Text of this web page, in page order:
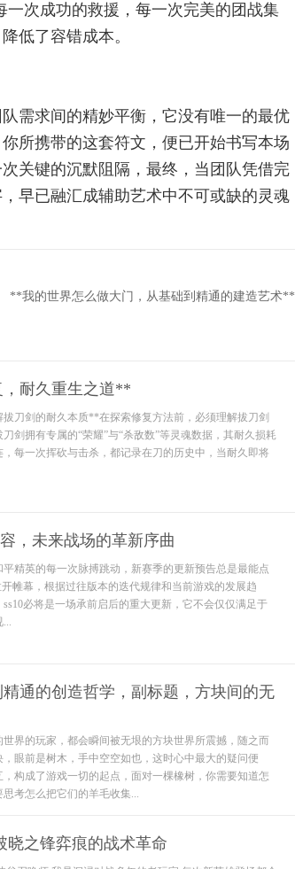
一次成功的救援，每一次完美的团战集
低了容错成本。
需求间的精妙平衡，它没有唯一的最优
所携带的这套符文，便已开始书写本场
关键的沉默阻隔，最终，当团队凭借完
早已融汇成辅助艺术中不可或缺的灵魂
**我的世界怎么做大门，从基础到精通的建造艺术**
耐久重生之道**
刀剑的耐久本质**在探索修复方法前，必须理解拔刀剑
剑拥有专属的“荣耀”与“杀敌数”等灵魂数据，其耐久损耗
每一次挥砍与击杀，都记录在刀的历史中，当耐久即将
，未来战场的革新序曲
精英的每一次脉搏跳动，新赛季的更新预告总是最能点
帷幕，根据过往版本的迭代规律和当前游戏的发展趋
必将是一场承前启后的重大更新，它不会仅仅满足于
...
通的创造哲学，副标题，方块间的无
界的玩家，都会瞬间被无垠的方块世界所震撼，随之而
眼前是树木，手中空空如也，这时心中最大的疑问便
构成了游戏一切的起点，面对一棵橡树，你需要知道怎
考怎么把它们的羊毛收集...
晓之锋弈痕的战术革命